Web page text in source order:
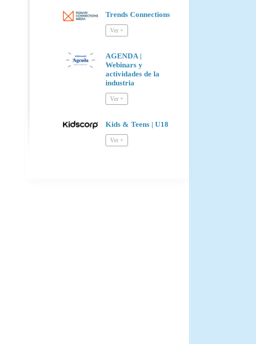
Trends Connections
AGENDA |
Webinars y
actividades de la
industria
Kids & Teens | U18